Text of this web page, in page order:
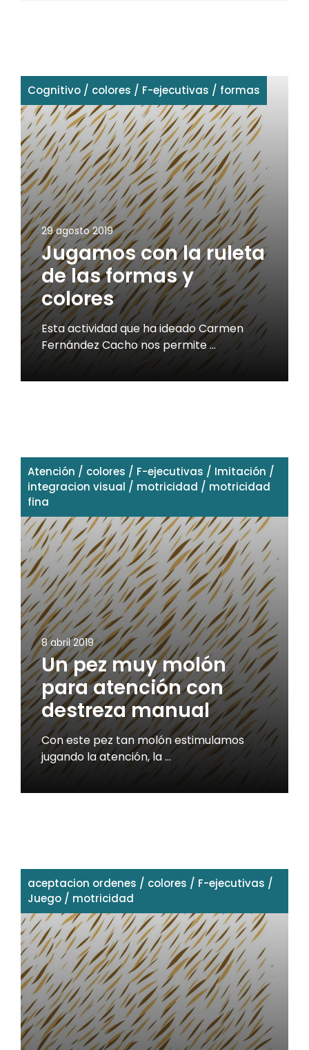
Cognitivo / colores / F-ejecutivas / formas
29 agosto 2019
Jugamos con la ruleta
de las formas y
colores
Esta actividad que ha ideado Carmen
Fernández Cacho nos permite …
Atención / colores / F-ejecutivas / Imitación /
integracion visual / motricidad / motricidad
fina
8 abril 2019
Un pez muy molón
para atención con
destreza manual
Con este pez tan molón estimulamos
jugando la atención, la …
aceptacion ordenes / colores / F-ejecutivas /
Juego / motricidad